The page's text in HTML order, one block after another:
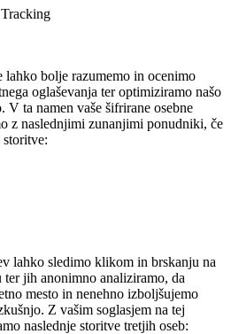
lahko bolje razumemo in ocenimo
oglaševanja ter optimiziramo našo
V ta namen vaše šifrirane osebne
z naslednjimi zunanjimi ponudniki, če
lahko sledimo klikom in brskanju na
ter jih anonimno analiziramo, da
mesto in nenehno izboljšujemo
Z vašim soglasjem na tej
naslednje storitve tretjih oseb: